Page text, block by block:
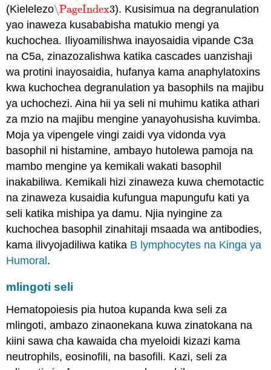
(Kielelezo\PageIndex3
\PageIndex3). Kusisimua na degranulation
yao inaweza kusababisha matukio mengi ya
kuchochea. Iliyoamilishwa inayosaidia vipande C3a
na C5a, zinazozalishwa katika cascades uanzishaji
wa protini inayosaidia, hufanya kama anaphylatoxins
kwa kuchochea degranulation ya basophils na majibu
ya uchochezi. Aina hii ya seli ni muhimu katika athari
za mzio na majibu mengine yanayohusisha kuvimba.
Moja ya vipengele vingi zaidi vya vidonda vya
basophil ni histamine, ambayo hutolewa pamoja na
mambo mengine ya kemikali wakati basophil
inakabiliwa. Kemikali hizi zinaweza kuwa chemotactic
na zinaweza kusaidia kufungua mapungufu kati ya
seli katika mishipa ya damu. Njia nyingine za
kuchochea basophil zinahitaji msaada wa antibodies,
kama ilivyojadiliwa katika B lymphocytes na Kinga ya
Humoral.
mlingoti seli
Hematopoiesis pia hutoa kupanda kwa seli za
mlingoti, ambazo zinaonekana kuwa zinatokana na
kiini sawa cha kawaida cha myeloidi kizazi kama
neutrophils, eosinofili, na basofili. Kazi, seli za